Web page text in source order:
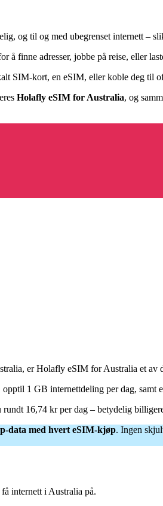
og til og med ubegrenset internett –
finne adresser, jobbe på reise, eller
SIM-kort, en eSIM, eller koble deg til
Holafly eSIM for Australia, og
er Holafly eSIM for Australia et av
1 GB internettdeling per dag,
16,74 kr per dag – betydelig
data med hvert eSIM-kjøp. Ingen
internett i Australia på.